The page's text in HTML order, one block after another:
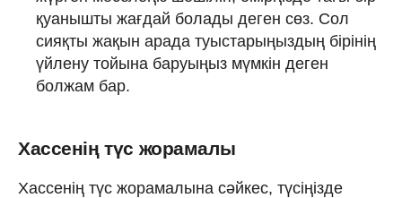
қуанышты жағдай болады деген сөз. Сол
сияқты жақын арада туыстарыңыздың бірінің
үйлену тойына баруыңыз мүмкін деген
болжам бар.
Хассенің түс жорамалы
Хассенің түс жорамалына сәйкес, түсіңізде